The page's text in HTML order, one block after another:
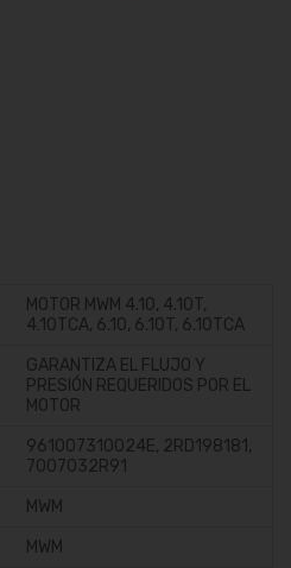
MOTOR MWM 4.10, 4.10T,
4.10TCA, 6.10, 6.10T, 6.10TCA
GARANTIZA EL FLUJO Y
PRESIÓN REQUERIDOS POR EL
MOTOR
961007310024E, 2RD198181,
7007032R91
MWM
MWM